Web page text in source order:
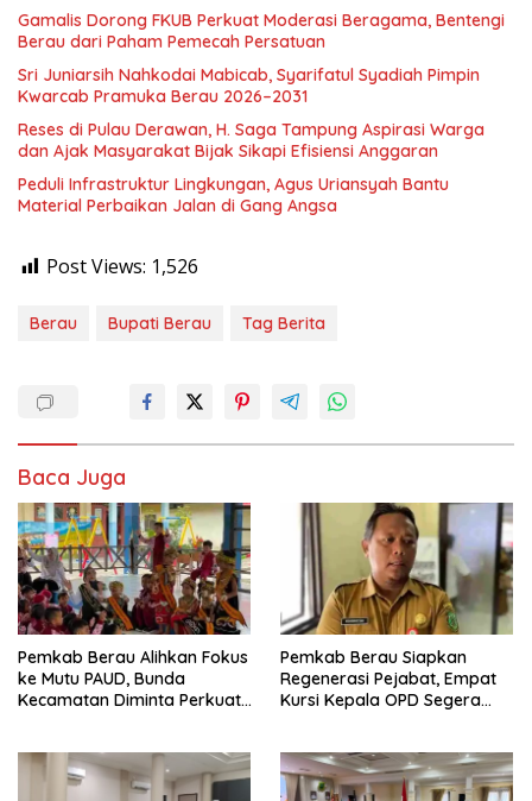
Gamalis Dorong FKUB Perkuat Moderasi Beragama, Bentengi
Berau dari Paham Pemecah Persatuan
Sri Juniarsih Nahkodai Mabicab, Syarifatul Syadiah Pimpin
Kwarcab Pramuka Berau 2026–2031
Reses di Pulau Derawan, H. Saga Tampung Aspirasi Warga
dan Ajak Masyarakat Bijak Sikapi Efisiensi Anggaran
Peduli Infrastruktur Lingkungan, Agus Uriansyah Bantu
Material Perbaikan Jalan di Gang Angsa
Post Views: 1,526
Berau Bupati Berau Tag Berita
Baca Juga
Pemkab Berau Alihkan Fokus
ke Mutu PAUD, Bunda
Kecamatan Diminta Perkuat
Pemkab Berau Siapkan
Regenerasi Pejabat, Empat
Kursi Kepala OPD Segera